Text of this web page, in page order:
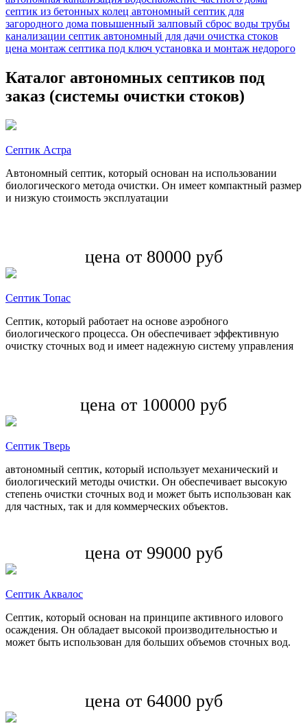
септик из бетонных колец автономный септик для
загородного дома повышенный залповый сброс воды трубы
канализации септик автономный для дачи очистка стоков
цена монтаж септика под ключ установка и монтаж недорого
Каталог автономных септиков под
заказ (системы очистки стоков)
Септик Астра
Автономный септик, который основан на использовании
биологического метода очистки. Он имеет компактный размер
и низкую стоимость эксплуатации
цена от 80000 руб
Септик Топас
Септик, который работает на основе аэробного
биологического процесса. Он обеспечивает эффективную
очистку сточных вод и имеет надежную систему управления
цена от 100000 руб
Септик Тверь
автономный септик, который использует механический и
биологический методы очистки. Он обеспечивает высокую
степень очистки сточных вод и может быть использован как
для частных, так и для коммерческих объектов.
цена от 99000 руб
Септик Аквалос
Септик, который основан на принципе активного илового
осаждения. Он обладает высокой производительностью и
может быть использован для больших объемов сточных вод.
цена от 64000 руб